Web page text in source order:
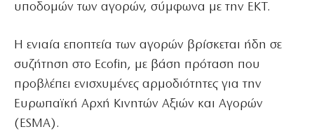
υποδομών των αγορών, σύμφωνα με την ΕΚΤ.
Η ενιαία εποπτεία των αγορών βρίσκεται ήδη σε
συζήτηση στο Ecofin, με βάση πρόταση που
προβλέπει ενισχυμένες αρμοδιότητες για την
Ευρωπαϊκή Αρχή Κινητών Αξιών και Αγορών
(ESMA).